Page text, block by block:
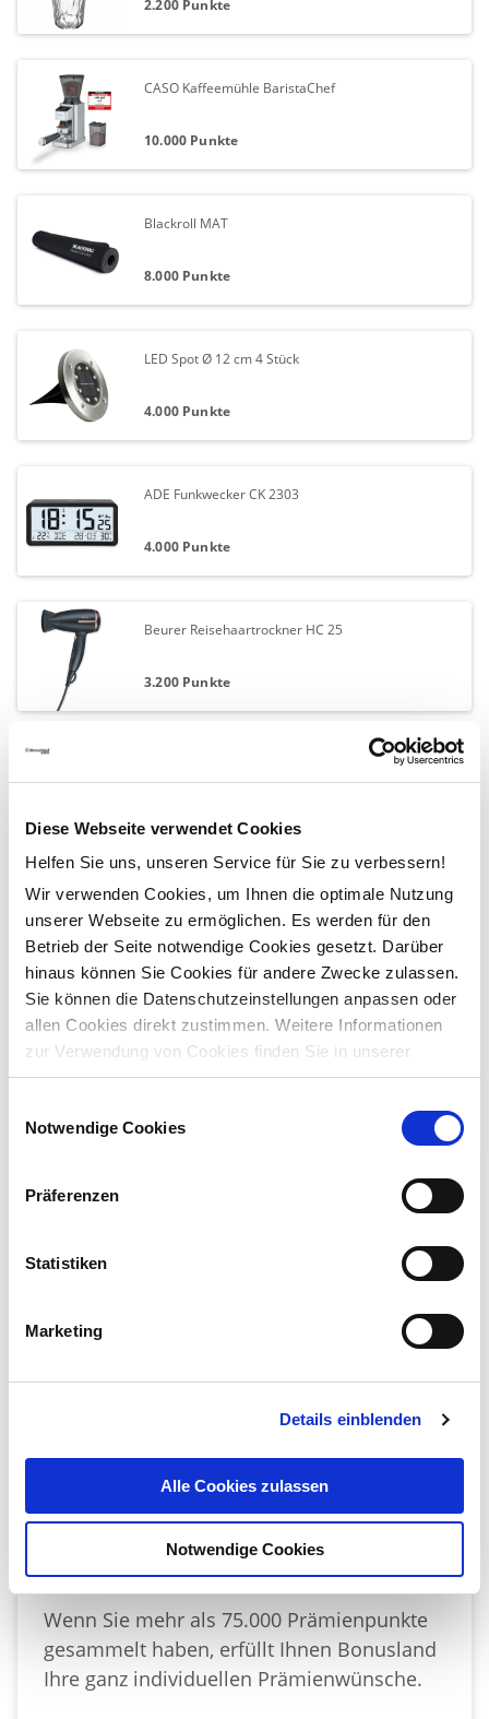
Diese Webseite verwendet Cookies
Helfen Sie uns, unseren Service für Sie zu verbessern!
Wir verwenden Cookies, um Ihnen die optimale Nutzung
unserer Webseite zu ermöglichen. Es werden für den
Betrieb der Seite notwendige Cookies gesetzt. Darüber
hinaus können Sie Cookies für andere Zwecke zulassen.
Sie können die Datenschutzeinstellungen anpassen oder
allen Cookies direkt zustimmen. Weitere Informationen
zur Verwendung von Cookies finden Sie in unserer
Cookie Richtlinie.
Notwendige Cookies
Präferenzen
Statistiken
Marketing
Details einblenden
Alle Cookies zulassen
Notwendige Cookies
2.200 Punkte
CASO Kaffeemühle BaristaChef
10.000 Punkte
Blackroll MAT
8.000 Punkte
LED Spot Ø 12 cm 4 Stück
4.000 Punkte
ADE Funkwecker CK 2303
4.000 Punkte
Beurer Reisehaartrockner HC 25
3.200 Punkte
reisenthel carrybag hellgrau
7.500 Punkte
WÜNSCHE WERDEN WAHR
Wenn Sie mehr als 75.000 Prämienpunkte
gesammelt haben, erfüllt Ihnen Bonusland
Ihre ganz individuellen Prämienwünsche.